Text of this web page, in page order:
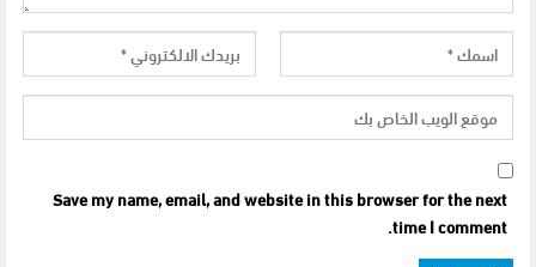
Save my name, email, and website in this browser for the next
time I comment.